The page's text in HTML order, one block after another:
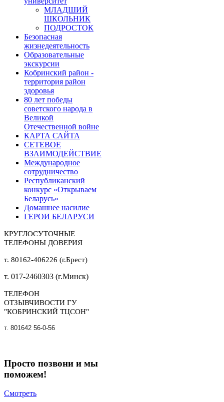
МЛАДШИЙ
ШКОЛЬНИК
ПОДРОСТОК
Безопасная
жизнедеятельность
Образовательные
экскурсии
Кобринский район -
территория район
здоровья
80 лет победы
советского народа в
Великой
Отечественной войне
КАРТА САЙТА
СЕТЕВОЕ
ВЗАИМОДЕЙСТВИЕ
Международное
сотрудничество
Республиканский
конкурс «Открываем
Беларусь»
Домашнее насилие
ГЕРОИ БЕЛАРУСИ
КРУГЛОСУТОЧНЫЕ
ТЕЛЕФОНЫ ДОВЕРИЯ
т. 80162-406226 (г.Брест)
т. 017-2460303 (г.Минск)
ТЕЛЕФОН
ОТЗЫВЧИВОСТИ ГУ
"КОБРИНСКИЙ ТЦСОН"
т. 801642 56-0-56
Просто позвони и мы
поможем!
Смотреть